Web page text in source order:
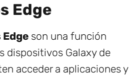
Edge
son una función
dispositivos Galaxy de
acceder a aplicaciones y